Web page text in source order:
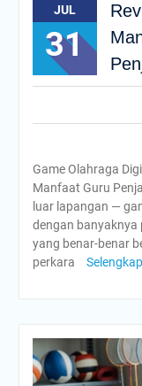
JUL
31
Game Olahraga
Manfaat Guru
luar lapangan —
dengan banyaknya
yang benar-benar
perkara